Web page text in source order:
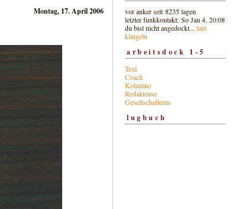
Montag, 17. April 2006
vor anker seit 8235 tagen
letzter funkkontakt: So Jan 4, 20:08
du bist nicht angedockt... laut
klingeln
arbeitsdock 1-5
Text
Coach
Kolumne
Redakteuse
Gesellschafterin
lugbuch